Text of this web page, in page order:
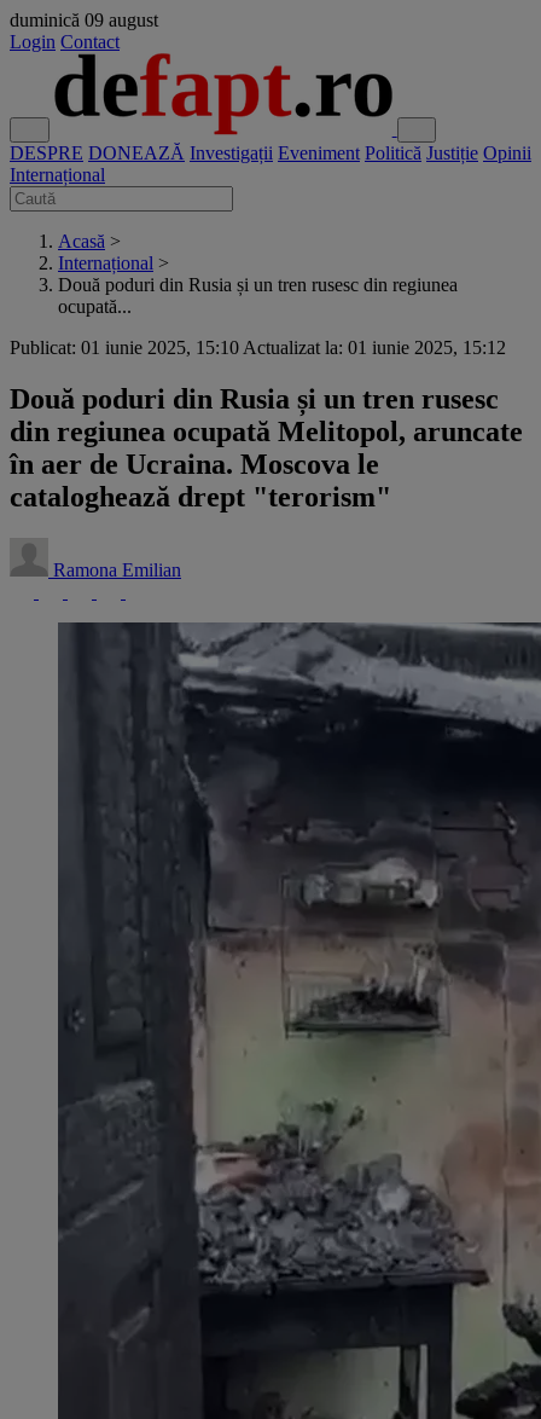
duminică 09 august
Login Contact
DESPRE DONEAZĂ Investigații Eveniment Politică Justiție Opinii
Internațional
Acasă >
Internațional >
Două poduri din Rusia și un tren rusesc din regiunea
ocupată...
Publicat: 01 iunie 2025, 15:10 Actualizat la: 01 iunie 2025, 15:12
Două poduri din Rusia și un tren rusesc
din regiunea ocupată Melitopol, aruncate
în aer de Ucraina. Moscova le
cataloghează drept "terorism"
Ramona Emilian